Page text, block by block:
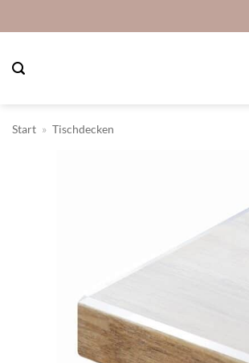
Inhalt
Start » Tischdecken